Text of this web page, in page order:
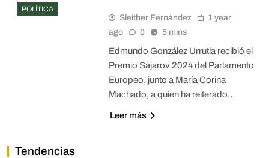
POLÍTICA
Sleither Fernández
1 year
ago
0 5 mins
Edmundo González Urrutia recibió el
Premio Sájarov 2024 del Parlamento
Europeo, junto a María Corina
Machado, a quien ha reiterado…
Leer más
Tendencias